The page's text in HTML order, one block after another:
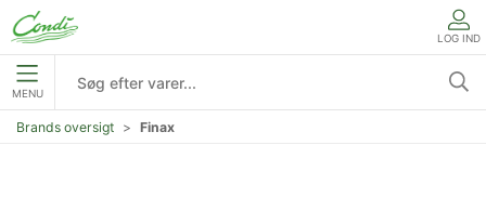
LOG IND
MENU
Brands oversigt Finax